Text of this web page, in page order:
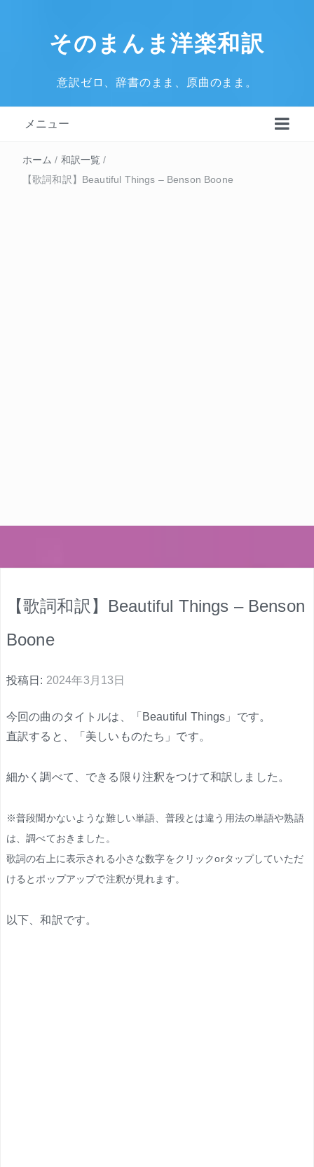
そのまんま洋楽和訳
意訳ゼロ、辞書のまま、原曲のまま。
メニュー
ホーム / 和訳一覧 /
【歌詞和訳】Beautiful Things – Benson Boone
【歌詞和訳】Beautiful Things – Benson
Boone
投稿日: 2024年3月13日
今回の曲のタイトルは、「Beautiful Things」です。
直訳すると、「美しいものたち」です。
細かく調べて、できる限り注釈をつけて和訳しました。
※普段聞かないような難しい単語、普段とは違う用法の単語や熟語
は、調べておきました。
歌詞の右上に表示される小さな数字をクリックorタップしていただ
けるとポップアップで注釈が見れます。
以下、和訳です。